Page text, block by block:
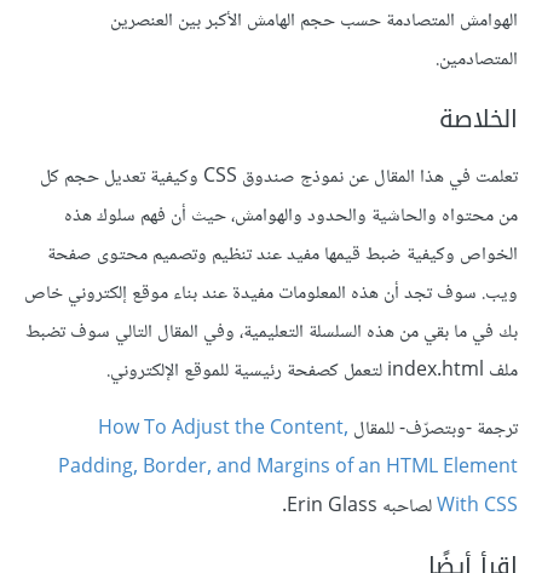
الهوامش المتصادمة حسب حجم الهامش الأكبر بين العنصرين
المتصادمين.
الخلاصة
تعلمت في هذا المقال عن نموذج صندوق CSS وكيفية تعديل حجم كل
من محتواه والحاشية والحدود والهوامش، حيث أن فهم سلوك هذه
الخواص وكيفية ضبط قيمها مفيد عند تنظيم وتصميم محتوى صفحة
ويب. سوف تجد أن هذه المعلومات مفيدة عند بناء موقع إلكتروني خاص
بك في ما بقي من هذه السلسلة التعليمية، وفي المقال التالي سوف تضبط
ملف index.html لتعمل كصفحة رئيسية للموقع الإلكتروني.
ترجمة -وبتصرّف- للمقال How To Adjust the Content,
Padding, Border, and Margins of an HTML Element
With CSSلصاحبه Erin Glass.